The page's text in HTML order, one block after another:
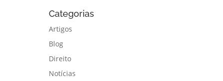
Categorias
Artigos
Blog
Direito
Notícias